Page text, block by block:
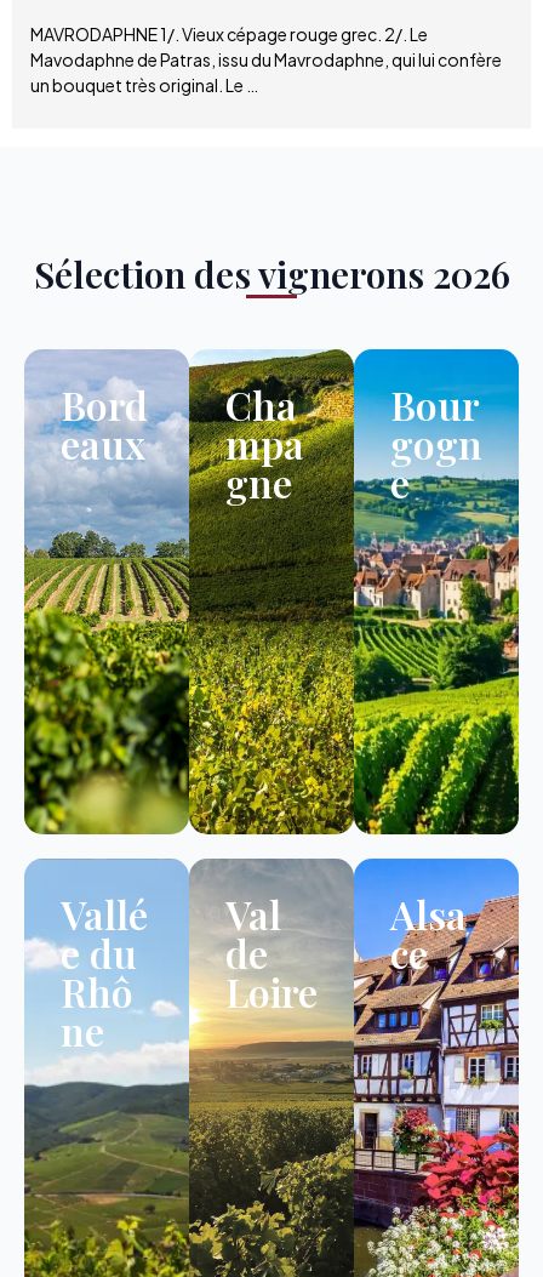
MAVRODAPHNE 1/. Vieux cépage rouge grec. 2/. Le
Mavodaphne de Patras, issu du Mavrodaphne, qui lui confère
un bouquet très original. Le …
Sélection des vignerons 2026
Bord
eaux
Cha
mpa
gne
Bour
gogn
e
Vallé
e du
Rhô
ne
Val
de
Loire
Alsa
ce